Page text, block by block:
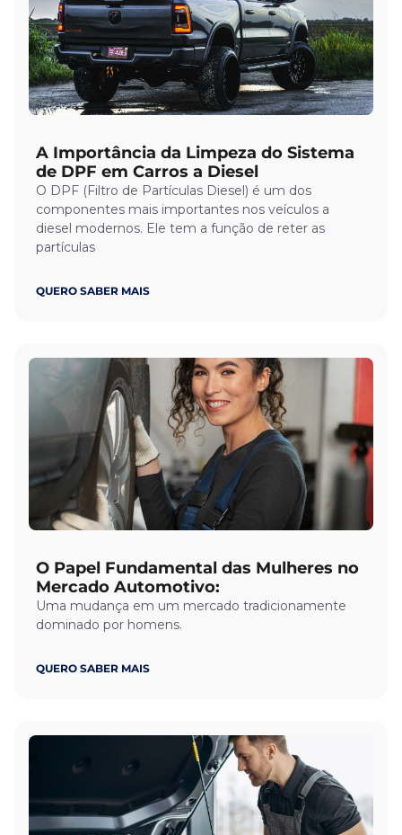
A Importância da Limpeza do Sistema
de DPF em Carros a Diesel
O DPF (Filtro de Partículas Diesel) é um dos
componentes mais importantes nos veículos a
diesel modernos. Ele tem a função de reter as
partículas
QUERO SABER MAIS
O Papel Fundamental das Mulheres no
Mercado Automotivo:
Uma mudança em um mercado tradicionamente
dominado por homens.
QUERO SABER MAIS